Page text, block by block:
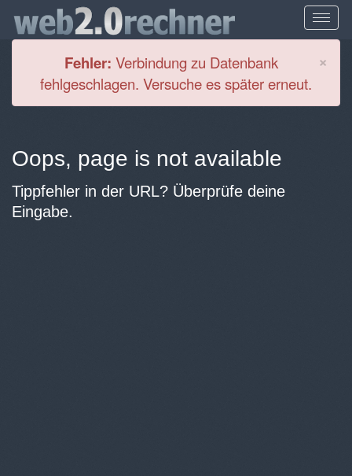
×
Fehler: Verbindung zu Datenbank
fehlgeschlagen. Versuche es später erneut.
Oops, page is not available
Tippfehler in der URL? Überprüfe deine
Eingabe.